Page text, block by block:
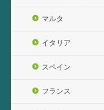
マルタ
イタリア
スペイン
フランス